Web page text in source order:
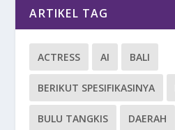
ARTIKEL TAG
ACTRESS AI BALI
BERIKUT SPESIFIKASINYA
BULU TANGKIS DAERAH